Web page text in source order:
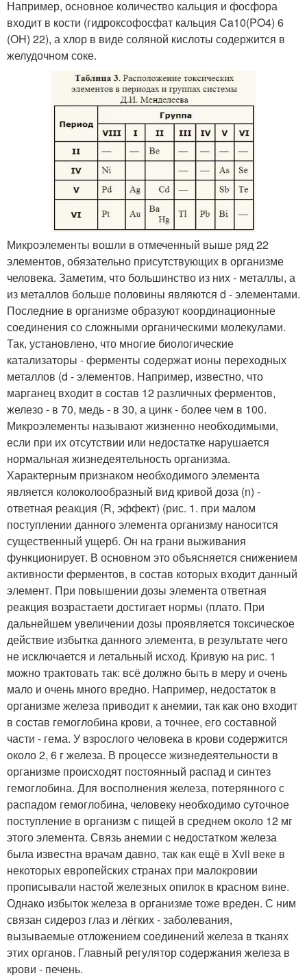
Например, основное количество кальция и фосфора
входит в кости (гидроксофосфат кальция Ca10(PO4) 6
(OH) 22), а хлор в виде соляной кислоты содержится в
желудочном соке.
Микроэлементы вошли в отмеченный выше ряд 22
элементов, обязательно присутствующих в организме
человека. Заметим, что большинство из них - металлы, а
из металлов больше половины являются d - элементами.
Последние в организме образуют координационные
соединения со сложными органическими молекулами.
Так, установлено, что многие биологические
катализаторы - ферменты содержат ионы переходных
металлов (d - элементов. Например, известно, что
марганец входит в состав 12 различных ферментов,
железо - в 70, медь - в 30, а цинк - более чем в 100.
Микроэлементы называют жизненно необходимыми,
если при их отсутствии или недостатке нарушается
нормальная жизнедеятельность организма.
Характерным признаком необходимого элемента
является колоколообразный вид кривой доза (n) -
ответная реакция (R, эффект) (рис. 1. при малом
поступлении данного элемента организму наносится
существенный ущерб. Он на грани выживания
функционирует. В основном это объясняется снижением
активности ферментов, в состав которых входит данный
элемент. При повышении дозы элемента ответная
реакция возрастаети достигает нормы (плато. При
дальнейшем увеличении дозы проявляется токсическое
действие избытка данного элемента, в результате чего
не исключается и летальный исход. Кривую на рис. 1
можно трактовать так: всё должно быть в меру и очень
мало и очень много вредно. Например, недостаток в
организме железа приводит к анемии, так как оно входит
в состав гемоглобина крови, а точнее, его составной
части - гема. У взрослого человека в крови содержится
около 2, 6 г железа. В процессе жизнедеятельности в
организме происходят постоянный распад и синтез
гемоглобина. Для восполнения железа, потерянного с
распадом гемоглобина, человеку необходимо суточное
поступление в организм с пищей в среднем около 12 мг
этого элемента. Связь анемии с недостатком железа
была известна врачам давно, так как ещё в Xvii веке в
некоторых европейских странах при малокровии
прописывали настой железных опилок в красном вине.
Однако избыток железа в организме тоже вреден. С ним
связан сидероз глаз и лёгких - заболевания,
вызываемые отложением соединений железа в тканях
этих органов. Главный регулятор содержания железа в
крови - печень.